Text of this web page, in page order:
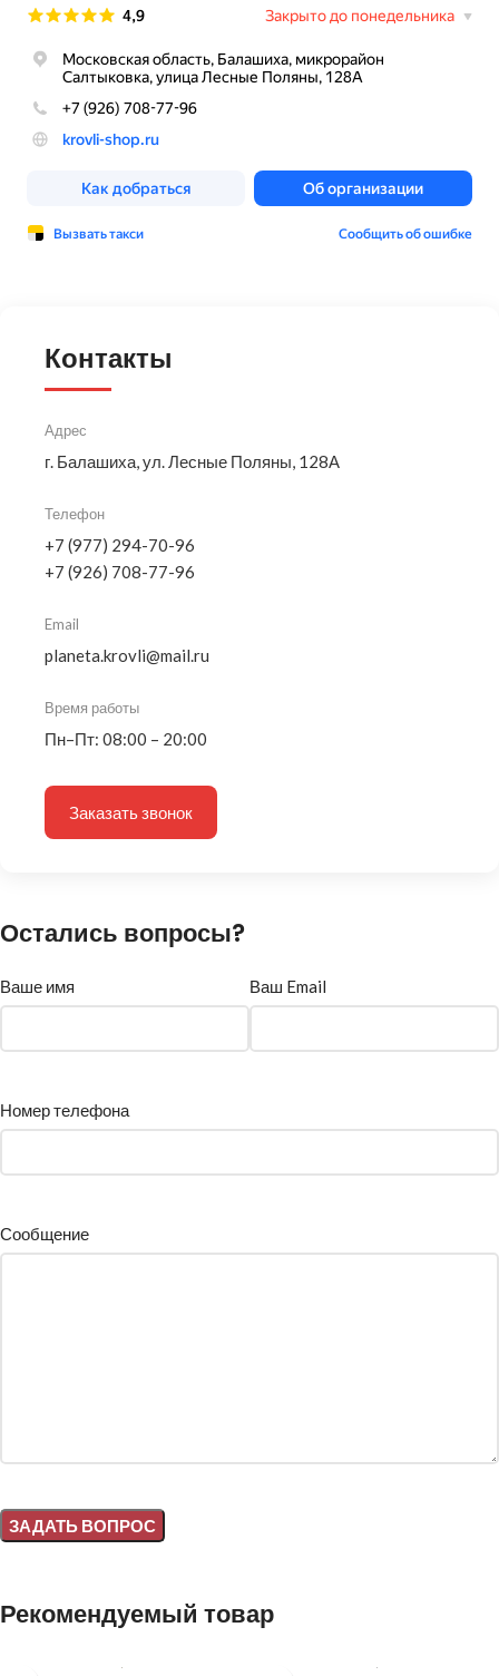
Контакты
Адрес
г. Балашиха, ул. Лесные Поляны, 128А
Телефон
+7 (977) 294-70-96
+7 (926) 708-77-96
Email
planeta.krovli@mail.ru
Время работы
Пн–Пт: 08:00 – 20:00
Заказать звонок
Остались вопросы?
Ваше имя Ваш Email
Номер телефона
Сообщение
Рекомендуемый товар